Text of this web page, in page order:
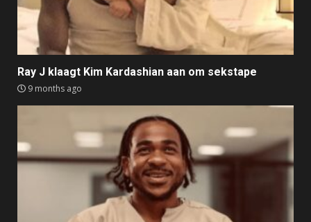
Ray J klaagt Kim Kardashian aan om sekstape
9 months ago